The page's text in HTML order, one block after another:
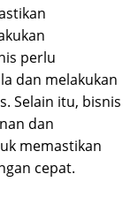
perlu
dan melakukan
Selain itu, bisnis
dan
memastikan
cepat.